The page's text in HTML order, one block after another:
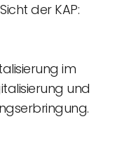
der KAP:
im
und